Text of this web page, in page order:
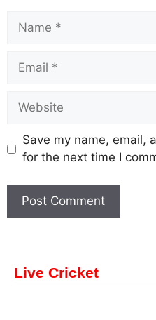
Save my name, email,
for the next time I
Live Cricket